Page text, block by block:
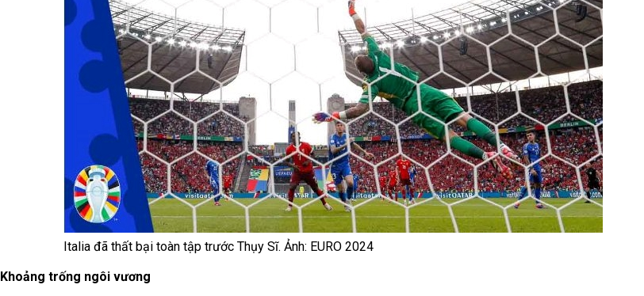
Italia đã thất bại toàn tập trước Thụy Sĩ. Ảnh: EURO 2024
Khoảng trống ngôi vương